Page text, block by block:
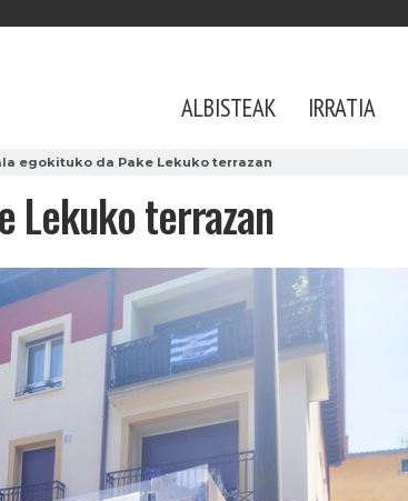
ALBISTEAK IRRATIA
egokituko da Pake Lekuko terrazan
Lekuko terrazan